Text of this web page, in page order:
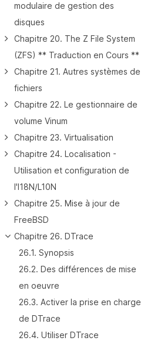
modulaire de gestion des
disques
Chapitre 20. The Z File System
(ZFS) ** Traduction en Cours **
Chapitre 21. Autres systèmes de
fichiers
Chapitre 22. Le gestionnaire de
volume Vinum
Chapitre 23. Virtualisation
Chapitre 24. Localisation -
Utilisation et configuration de
l'I18N/L10N
Chapitre 25. Mise à jour de
FreeBSD
Chapitre 26. DTrace
26.1. Synopsis
26.2. Des différences de mise
en oeuvre
26.3. Activer la prise en charge
de DTrace
26.4. Utiliser DTrace